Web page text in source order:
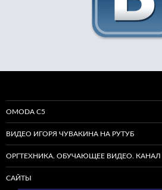
OMODA C5
ВИДЕО ИГОРЯ ЧУВАКИНА НА РУТУБ
ОРГТЕХНИКА. ОБУЧАЮЩЕЕ ВИДЕО. КАНАЛ
САЙТЫ